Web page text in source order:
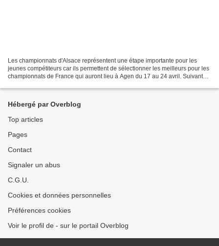
Les championnats d'Alsace représentent une étape importante pour les
jeunes compétiteurs car ils permettent de sélectionner les meilleurs pour les
championnats de France qui auront lieu à Agen du 17 au 24 avril. Suivant
Hébergé par Overblog
Top articles
Pages
Contact
Signaler un abus
C.G.U.
Cookies et données personnelles
Préférences cookies
Voir le profil de - sur le portail Overblog